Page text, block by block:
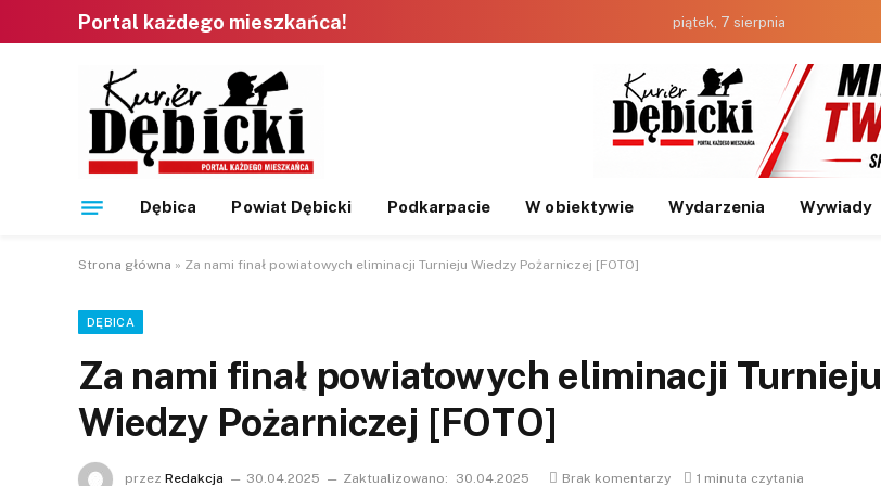
Portal każdego mieszkańca! piątek, 7 sierpnia
Dębica Powiat Dębicki Podkarpacie W obiektywie Wydarzenia Wywiady
Strona główna » Za nami finał powiatowych eliminacji Turnieju Wiedzy Pożarniczej [FOTO]
DĘBICA
Za nami finał powiatowych eliminacji Turnieju
Wiedzy Pożarniczej [FOTO]
przez Redakcja 30.04.2025 Zaktualizowano: 30.04.2025 Brak komentarzy 1 minuta czytania